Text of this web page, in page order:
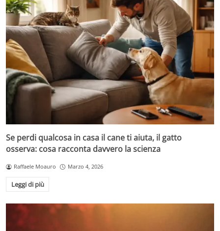
Se perdi qualcosa in casa il cane ti aiuta, il gatto
osserva: cosa racconta davvero la scienza
Raffaele Moauro Marzo 4, 2026
Leggi di più